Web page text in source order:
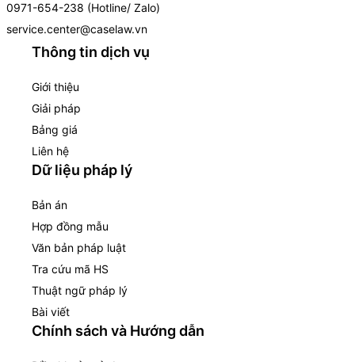
0971-654-238 (Hotline/ Zalo)
service.center@caselaw.vn
Thông tin dịch vụ
Giới thiệu
Giải pháp
Bảng giá
Liên hệ
Dữ liệu pháp lý
Bản án
Hợp đồng mẫu
Văn bản pháp luật
Tra cứu mã HS
Thuật ngữ pháp lý
Bài viết
Chính sách và Hướng dẫn